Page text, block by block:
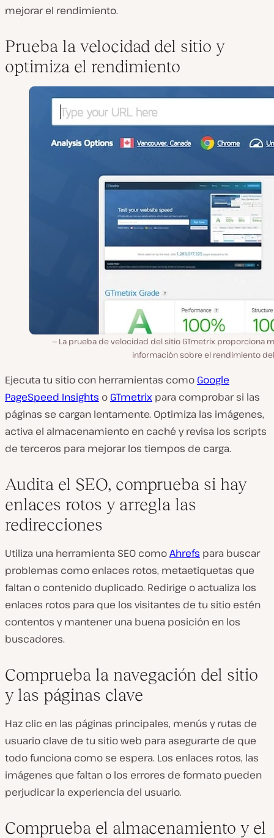
mejorar el rendimiento.
Prueba la velocidad del sitio y
optimiza el rendimiento
La prueba de velocidad del sitio GTmetrix proporciona
información sobre el rendimiento
Ejecuta tu sitio con herramientas como Google
PageSpeed Insights o GTmetrix para comprobar si las
páginas se cargan lentamente. Optimiza las imágenes,
activa el almacenamiento en caché y revisa los scripts
de terceros para mejorar los tiempos de carga.
Audita el SEO, comprueba si hay
enlaces rotos y arregla las
redirecciones
Utiliza una herramienta SEO comoAhrefs para buscar
problemas como enlaces rotos, metaetiquetas que
faltan o contenido duplicado. Redirige o actualiza los
enlaces rotos para que los visitantes de tu sitio estén
contentos y mantener una buena posición en los
buscadores.
Comprueba la navegación del sitio
y las páginas clave
Haz clic en las páginas principales, menús y rutas de
usuario clave de tu sitio web para asegurarte de que
todo funciona como se espera. Los enlaces rotos, las
imágenes que faltan o los errores de formato pueden
perjudicar la experiencia del usuario.
Comprueba el almacenamiento y el